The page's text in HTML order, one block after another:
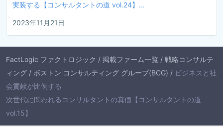
実装する【コンサルタントの道 vol.24】...
2023年11月21日
FactLogic ファクトロジック / 掲載ファーム一覧 / 戦略コンサルテ
ィング / ボストン コンサルティング グループ(BCG) / ビジネスと社
会貢献が比例する
次世代に問われるコンサルタントの真価【コンサルタントの道
vol.15】